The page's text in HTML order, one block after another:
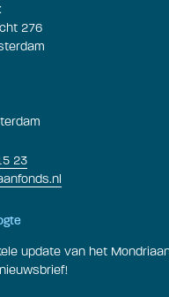
276
23
update van het